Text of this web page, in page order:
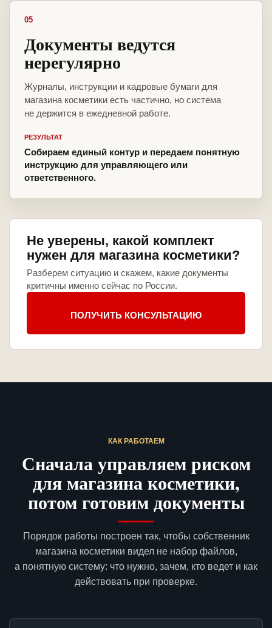
05
Документы ведутся
нерегулярно
Журналы, инструкции и кадровые бумаги для
магазина косметики есть частично, но система
не держится в ежедневной работе.
РЕЗУЛЬТАТ
Собираем единый контур и передаем понятную
инструкцию для управляющего или
ответственного.
Не уверены, какой комплект
нужен для магазина косметики?
Разберем ситуацию и скажем, какие документы
критичны именно сейчас по России.
ПОЛУЧИТЬ КОНСУЛЬТАЦИЮ
КАК РАБОТАЕМ
Сначала управляем риском
для магазина косметики,
потом готовим документы
Порядок работы построен так, чтобы собственник
магазина косметики видел не набор файлов,
а понятную систему: что нужно, зачем, кто ведет и как
действовать при проверке.